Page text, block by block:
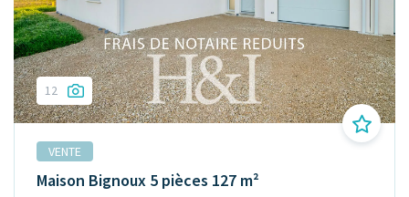
12
VENTE
Maison Bignoux 5 pièces 127 m²